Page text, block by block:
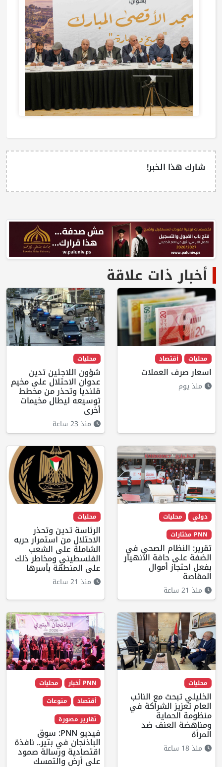
شارك هذا الخبر!
أخبار ذات علاقة
محليات أقتصاد
اسعار صرف العملات
منذ يوم
محليات
شؤون اللاجئين تدين
عدوان الاحتلال على مخيم
قلنديا وتحذر من مخطط
توسيعه ليطال مخيمات
أخرى
منذ 23 ساعة
دولي
محليات
PNN مختارات
تقرير: النظام الصحي في
الضفة على حافة الانهيار
بفعل احتجاز أموال
المقاصة
منذ 21 ساعة
محليات
الرئاسة تدين وتحذر
الاحتلال من استمرار حربه
الشاملة على الشعب
الفلسطيني ومخاطر ذلك
على المنطقة بأسرها
منذ 21 ساعة
محليات
الخليلي تبحث مع النائب
العام تعزيز الشراكة في
منظومة الحماية
ومناهضة العنف ضد
المرأة
منذ 18 ساعة
PNN أخبار
محليات
أقتصاد
منوعات
تقارير مصورة
فيديو PNN: سوق
الباذنجان في بتير.. نافذة
اقتصادية ورسالة صمود
على أرض والتمسك